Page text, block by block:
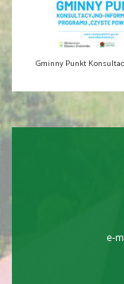
Gminny Punkt
e-